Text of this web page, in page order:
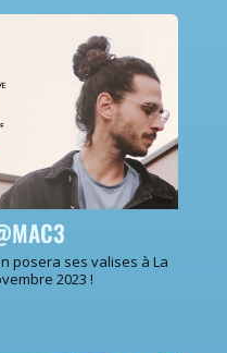
posera ses valises à La
2023 !